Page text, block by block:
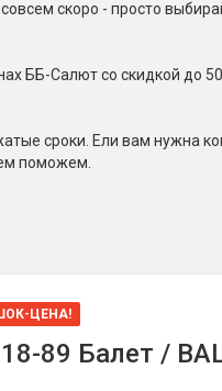
(холодные)
скоро - просто
ББ-Салют со скидкой до
сроки. Ели вам нужна
поможем.
ЦЕНА!
89 Балет /